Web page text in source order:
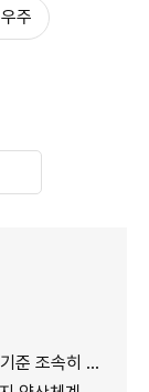
주
마련해야"